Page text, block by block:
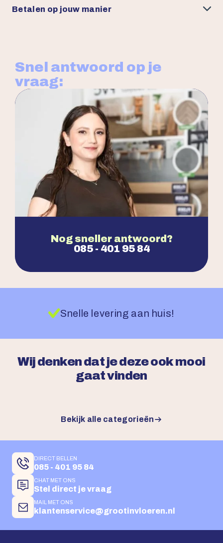
Betalen op jouw manier
Snel antwoord op je
vraag:
Nog sneller antwoord?
085 - 401 95 84
Snelle levering aan huis!
Wij denken dat je deze ook mooi
gaat vinden
Bekijk alle categorieën
DIRECT BELLEN
085 - 401 95 84
CHAT MET ONS
Stel direct je vraag
MAIL MET ONS
klantenservice@grootinvloeren.nl